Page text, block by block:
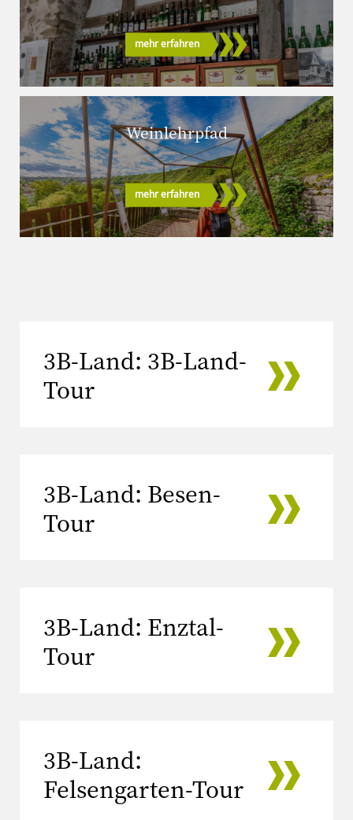
mehr erfahren
Weinlehrpfad
mehr erfahren
3B-Land: 3B-Land-
Tour
3B-Land: Besen-
Tour
3B-Land: Enztal-
Tour
3B-Land:
Felsengarten-Tour